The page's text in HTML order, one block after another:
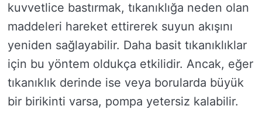
kuvvetlice bastırmak, tıkanıklığa neden olan
maddeleri hareket ettirerek suyun akışını
yeniden sağlayabilir. Daha basit tıkanıklıklar
için bu yöntem oldukça etkilidir. Ancak, eğer
tıkanıklık derinde ise veya borularda büyük
bir birikinti varsa, pompa yetersiz kalabilir.